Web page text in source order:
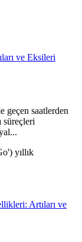
ve Eksileri
geçen saatlerden
süreçleri
yıllık
Artıları ve